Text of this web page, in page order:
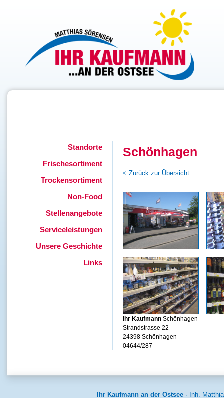
Standorte
Frischesortiment
Trockensortiment
Non-Food
Stellenangebote
Serviceleistungen
Unsere Geschichte
Links
Schönhagen
< Zurück zur Übersicht
Ihr Kaufmann Schönhagen
Strandstrasse 22
24398 Schönhagen
04644/287
Ihr Kaufmann an der Ostsee · Inh.